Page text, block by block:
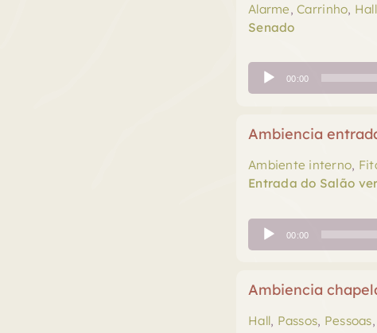
Alarme,Carrinho, Hall
Senado
Tocador
de
00:00
Ambiencia
Ambiente interno,
Entrada do Salão
Tocador
de
00:00
Ambiencia
Hall, Passos, Pessoas